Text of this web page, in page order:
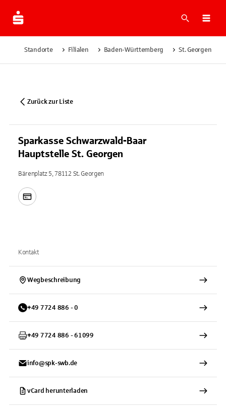
Suche
Standorte Filialen Baden-Württemberg St. Georgen
Zurück zur Liste
Sparkasse Schwarzwald-Baar
Hauptstelle St. Georgen
Bärenplatz 5, 78112 St. Georgen
Kontakt
Wegbeschreibung
+49 7724 886 - 0
+49 7724 886 - 61099
info@spk-swb.de
vCard herunterladen